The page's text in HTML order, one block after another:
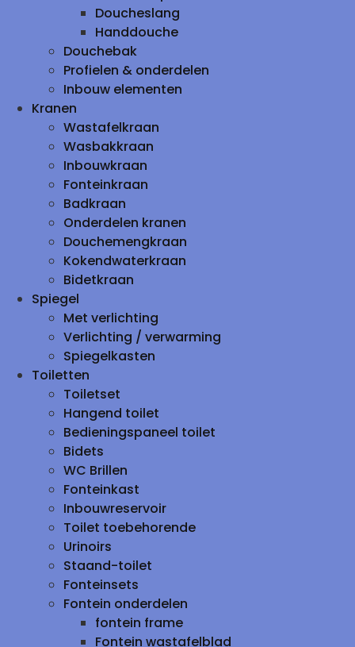
Doucheslang
Handdouche
Douchebak
Profielen & onderdelen
Inbouw elementen
Kranen
Wastafelkraan
Wasbakkraan
Inbouwkraan
Fonteinkraan
Badkraan
Onderdelen kranen
Douchemengkraan
Kokendwaterkraan
Bidetkraan
Spiegel
Met verlichting
Verlichting / verwarming
Spiegelkasten
Toiletten
Toiletset
Hangend toilet
Bedieningspaneel toilet
Bidets
WC Brillen
Fonteinkast
Inbouwreservoir
Toilet toebehorende
Urinoirs
Staand-toilet
Fonteinsets
Fontein onderdelen
fontein frame
Fontein wastafelblad